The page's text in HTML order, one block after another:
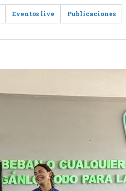
Eventos live Publicaciones